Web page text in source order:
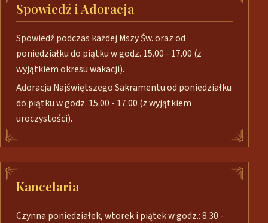
Spowiedź i Adoracja
Spowiedź podczas każdej Mszy Św. oraz od
poniedziałku do piątku w godz. 15.00 - 17.00 (z
wyjątkiem okresu wakacji).
Adoracja Najświętszego Sakramentu od poniedziałku
do piątku w godz. 15.00 - 17.00 (z wyjątkiem
uroczystości).
Kancelaria
Czynna poniedziałek, wtorek i piątek w godz.: 8.30 -